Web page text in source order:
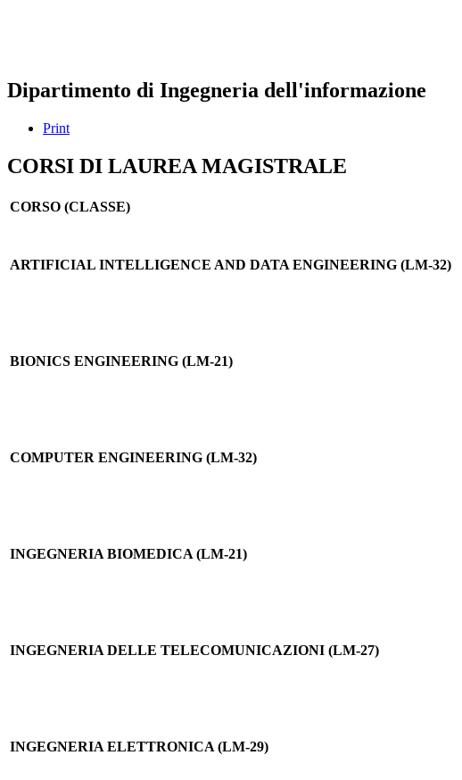
Dipartimento di Ingegneria dell'informazione
Print
CORSI DI LAUREA MAGISTRALE
CORSO (CLASSE)
ARTIFICIAL INTELLIGENCE AND DATA ENGINEERING (LM-32)
BIONICS ENGINEERING (LM-21)
COMPUTER ENGINEERING (LM-32)
INGEGNERIA BIOMEDICA (LM-21)
INGEGNERIA DELLE TELECOMUNICAZIONI (LM-27)
INGEGNERIA ELETTRONICA (LM-29)